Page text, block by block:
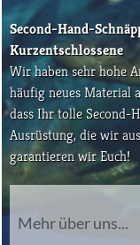
Mehr über uns...
Second-Hand-
Kurzentschlossene
Wir haben sehr hohe
häufig neues Material
dass Ihr tolle Second-
Ausrüstung, die wir
garantieren wir Euch!